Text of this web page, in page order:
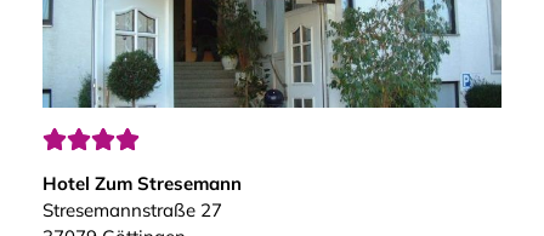

Hotel Zum Stresemann
Stresemannstraße 27